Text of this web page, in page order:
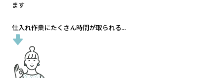
ます
仕入れ作業にたくさん時間が取られる...